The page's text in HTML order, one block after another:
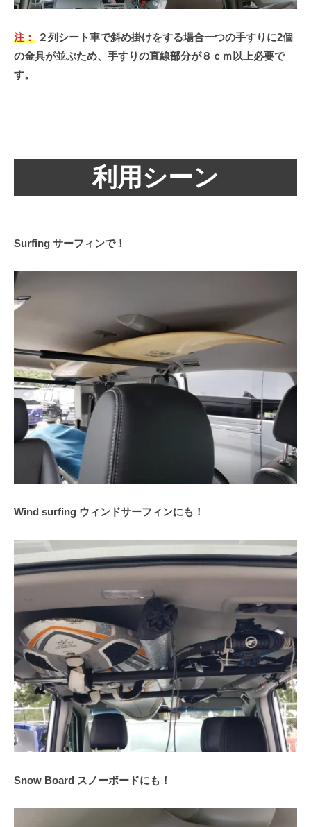
注： ２列シート車で斜め掛けをする場合一つの手すりに2個
の金具が並ぶため、手すりの直線部分が８ｃｍ以上必要で
す。
利用シーン
Surfing サーフィンで！
Wind surfing ウィンドサーフィンにも！
Snow Board スノーボードにも！